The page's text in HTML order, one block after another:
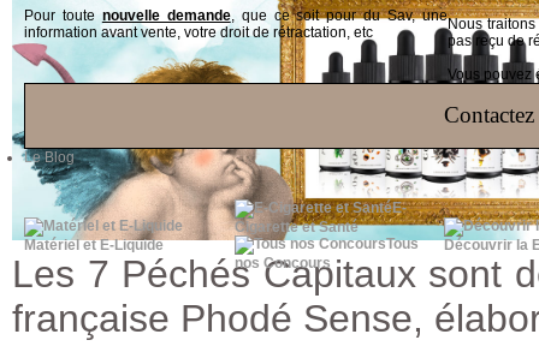
Pour toute nouvelle demande, que ce soit pour du Sav, une
information avant vente, votre droit de rétractation, etc
Nous
pas reçu de
Vous pouvez
Le Blog
Matériel et E-Liquide
E-
Cigarette et Santé
Tous
nos Concours
Découvrir la
Les 7 Péchés Capitaux sont
française Phodé Sense,